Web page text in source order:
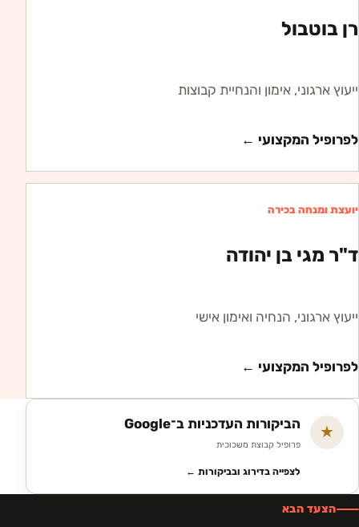
רן בוטבול
ייעוץ ארגוני, אימון והנחיית קבוצות
לפרופיל המקצועי ←
יועצת ומנחה בכירה
ד"ר מגי בן יהודה
ייעוץ ארגוני, הנחיה ואימון אישי
לפרופיל המקצועי ←
★ הביקורות העדכניות ב־Google
פרופיל קבוצת משכוכית
לצפייה בדירוג ובביקורות ←
הצעד הבא